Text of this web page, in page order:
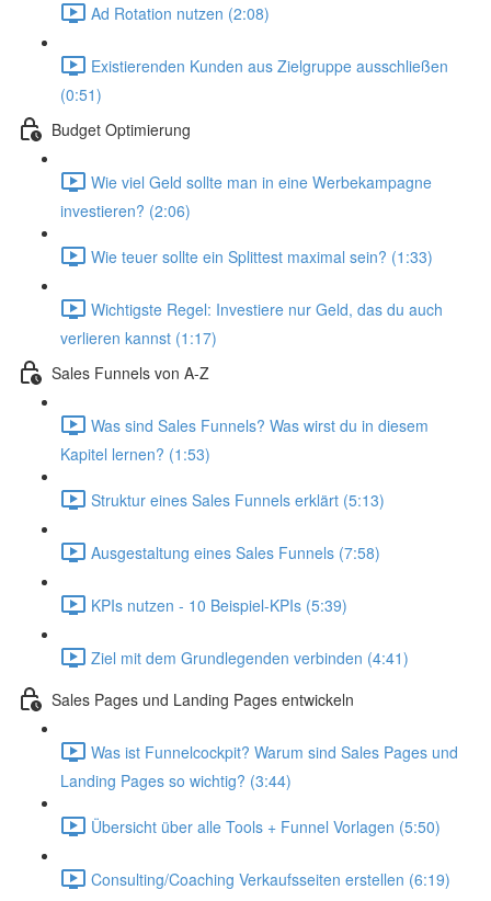
Ad Rotation nutzen (2:08)
Existierenden Kunden aus Zielgruppe ausschließen
(0:51)
Budget Optimierung
Wie viel Geld sollte man in eine Werbekampagne
investieren? (2:06)
Wie teuer sollte ein Splittest maximal sein? (1:33)
Wichtigste Regel: Investiere nur Geld, das du auch
verlieren kannst (1:17)
Sales Funnels von A-Z
Was sind Sales Funnels? Was wirst du in diesem
Kapitel lernen? (1:53)
Struktur eines Sales Funnels erklärt (5:13)
Ausgestaltung eines Sales Funnels (7:58)
KPIs nutzen - 10 Beispiel-KPIs (5:39)
Ziel mit dem Grundlegenden verbinden (4:41)
Sales Pages und Landing Pages entwickeln
Was ist Funnelcockpit? Warum sind Sales Pages und
Landing Pages so wichtig? (3:44)
Übersicht über alle Tools + Funnel Vorlagen (5:50)
Consulting/Coaching Verkaufsseiten erstellen (6:19)